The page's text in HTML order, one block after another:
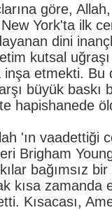
göre,
York'ta ilk
dini
kutsal
inşa etmekti. Bu
büyük baskı
hapishanede
'ın vaadettiği
Brigham
bağımsız
kısa zamanda
Kısacası,